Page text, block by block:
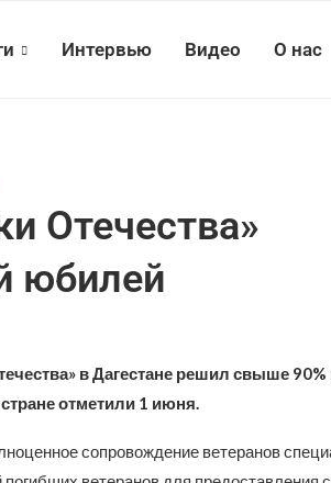
Интервью Видео О нас
Отечества»
юбилей
в Дагестане решил свыше
отметили 1 июня.
сопровождение ветеранов